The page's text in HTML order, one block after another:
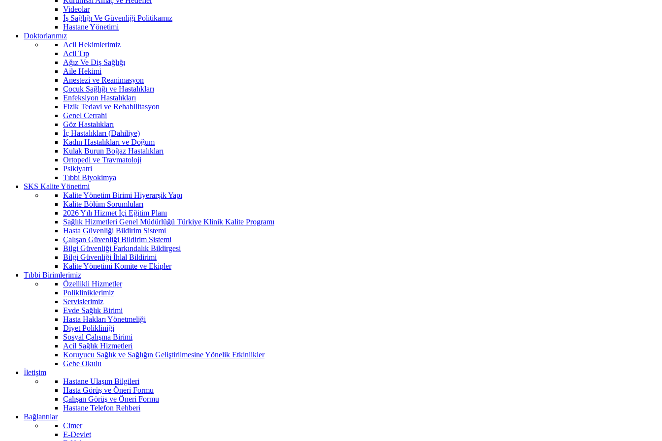
Videolar
İş Sağlığı Ve Güvenliği Politikamız
Hastane Yönetimi
Doktorlarımız
Acil Hekimlerimiz
Acil Tıp
Ağız Ve Diş Sağlığı
Aile Hekimi
Anestezi ve Reanimasyon
Çocuk Sağlığı ve Hastalıkları
Enfeksiyon Hastalıkları
Fizik Tedavi ve Rehabilitasyon
Genel Cerrahi
Göz Hastalıkları
İç Hastalıkları (Dahiliye)
Kadın Hastalıkları ve Doğum
Kulak Burun Boğaz Hastalıkları
Ortopedi ve Travmatoloji
Psikiyatri
Tıbbi Biyokimya
SKS Kalite Yönetimi
Kalite Yönetim Birimi Hiyerarşik Yapı
Kalite Bölüm Sorumluları
2026 Yılı Hizmet İçi Eğitim Planı
Sağlık Hizmetleri Genel Müdürlüğü Türkiye Klinik Kalite Programı
Hasta Güvenliği Bildirim Sistemi
Çalışan Güvenliği Bildirim Sistemi
Bilgi Güvenliği Farkındalık Bildirgesi
Bilgi Güvenliği İhlal Bildirimi
Kalite Yönetimi Komite ve Ekipler
Tıbbi Birimlerimiz
Özellikli Hizmetler
Polikliniklerimiz
Servislerimiz
Evde Sağlık Birimi
Hasta Hakları Yönetmeliği
Diyet Polikliniği
Sosyal Çalışma Birimi
Acil Sağlık Hizmetleri
Koruyucu Sağlık ve Sağlığın Geliştirilmesine Yönelik Etkinlikler
Gebe Okulu
İletişim
Hastane Ulaşım Bilgileri
Hasta Görüş ve Öneri Formu
Çalışan Görüş ve Öneri Formu
Hastane Telefon Rehberi
Bağlantılar
Cimer
E-Devlet